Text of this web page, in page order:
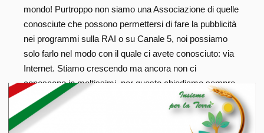
mondo! Purtroppo non siamo una Associazione di quelle
conosciute che possono permettersi di fare la pubblicità
nei programmi sulla RAI o su Canale 5, noi possiamo
solo farlo nel modo con il quale ci avete conosciuto: via
Internet. Stiamo crescendo ma ancora non ci
conoscono in moltissimi, per questo chiediamo sempre
più il Vostro aiuto per diffondere il nostro verbo. Ma nel
nostro piccolo, in meno di un anno abbiamo fatto molto,
ci siamo messi contro i giganti senza paura perchè